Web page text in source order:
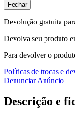
Fechar
Devolução gratuita
Devolva seu produto
Para devolver o
Políticas de trocas e
Denunciar Anúncio
Descrição e